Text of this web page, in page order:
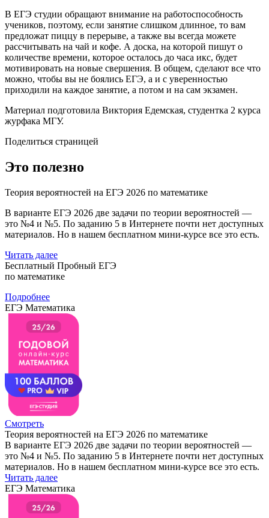
В ЕГЭ студии обращают внимание на работоспособность
учеников, поэтому, если занятие слишком длинное, то вам
предложат пиццу в перерыве, а также вы всегда можете
рассчитывать на чай и кофе. А доска, на которой пишут о
количестве времени, которое осталось до часа икс, будет
мотивировать на новые свершения. В общем, сделают все что
можно, чтобы вы не боялись ЕГЭ, а и с уверенностью
приходили на каждое занятие, а потом и на сам экзамен.
Материал подготовила Виктория Едемская, студентка 2 курса
журфака МГУ.
Поделиться страницей
Это полезно
Теория вероятностей на ЕГЭ 2026 по математике
В варианте ЕГЭ 2026 две задачи по теории вероятностей —
это №4 и №5. По заданию 5 в Интернете почти нет доступных
материалов. Но в нашем бесплатном мини-курсе все это есть.
Читать далее
Бесплатный Пробный ЕГЭ
по математике
Подробнее
ЕГЭ Математика
Смотреть
Теория вероятностей на ЕГЭ 2026 по математике
В варианте ЕГЭ 2026 две задачи по теории вероятностей —
это №4 и №5. По заданию 5 в Интернете почти нет доступных
материалов. Но в нашем бесплатном мини-курсе все это есть.
Читать далее
ЕГЭ Математика